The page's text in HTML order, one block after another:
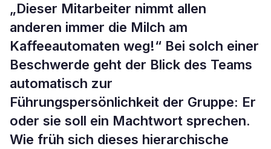
Wir denken früh: Da muss der Chef
eingreifen!
„Dieser Mitarbeiter nimmt allen
anderen immer die Milch am
Kaffeeautomaten weg!“ Bei solch einer
Beschwerde geht der Blick des Teams
automatisch zur
Führungspersönlichkeit der Gruppe: Er
oder sie soll ein Machtwort sprechen.
Wie früh sich dieses hierarchische